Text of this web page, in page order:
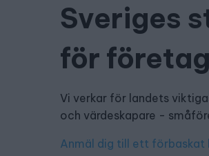
Sveriges
för
Vi verkar för landets
och värdeskapare -
Anmäl dig till ett förbaskat